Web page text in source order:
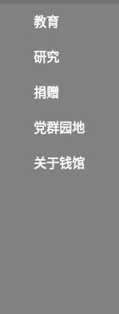
教育
研究
捐赠
党群园地
关于钱馆